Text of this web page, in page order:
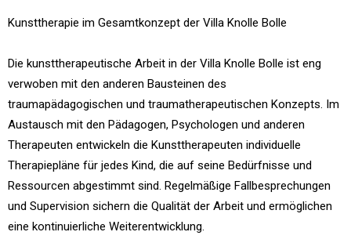
Kunsttherapie im Gesamtkonzept der Villa Knolle Bolle
Die kunsttherapeutische Arbeit in der Villa Knolle Bolle ist eng
verwoben mit den anderen Bausteinen des
traumapädagogischen und traumatherapeutischen Konzepts. Im
Austausch mit den Pädagogen, Psychologen und anderen
Therapeuten entwickeln die Kunsttherapeuten individuelle
Therapiepläne für jedes Kind, die auf seine Bedürfnisse und
Ressourcen abgestimmt sind. Regelmäßige Fallbesprechungen
und Supervision sichern die Qualität der Arbeit und ermöglichen
eine kontinuierliche Weiterentwicklung.